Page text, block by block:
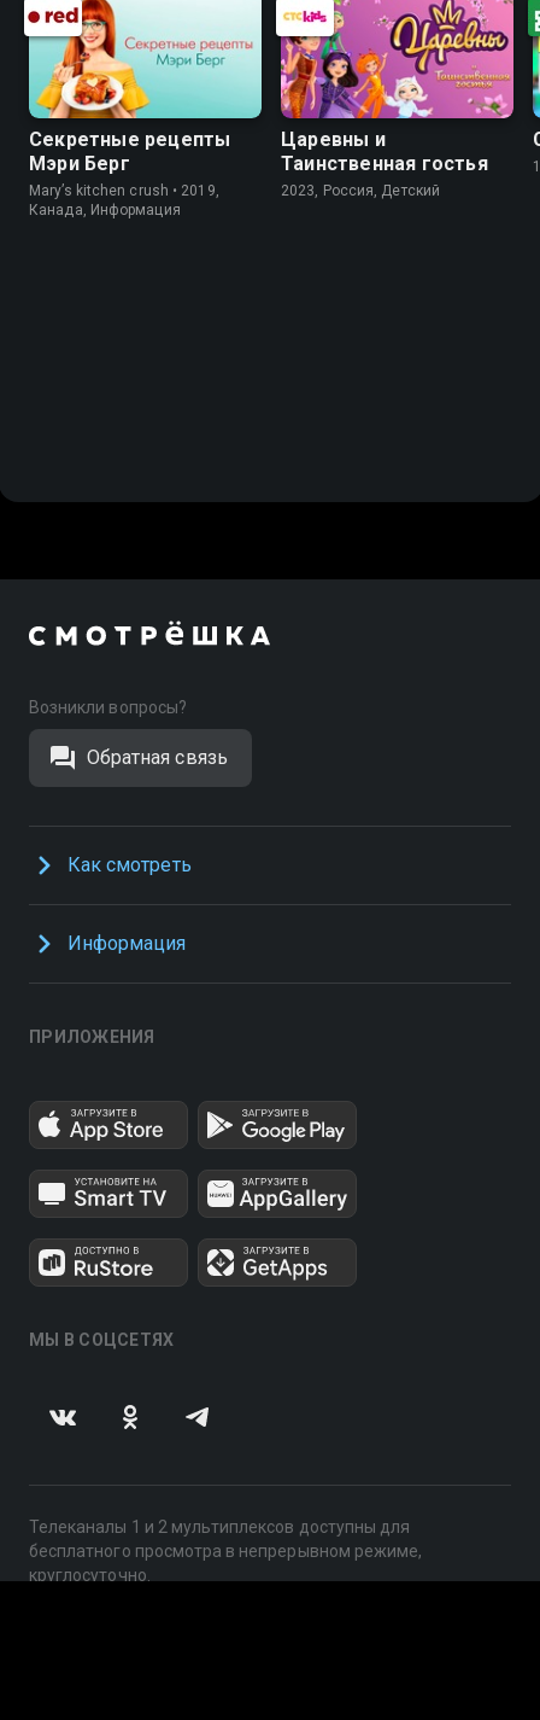
Секретные рецепты
Мэри Берг
Mary’s kitchen crush • 2019,
Канада, Информация
Царевны и
Таинственная гостья
2023, Россия, Детский
Возникли вопросы?
Обратная связь
Как смотреть
Информация
ПРИЛОЖЕНИЯ
МЫ В СОЦСЕТЯХ
Телеканалы 1 и 2 мультиплексов доступны для
бесплатного просмотра в непрерывном режиме,
круглосуточно.